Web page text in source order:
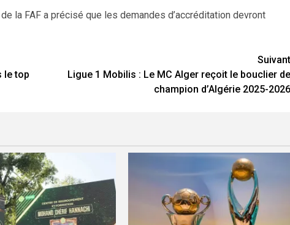
la FAF a précisé que les demandes d’accréditation devront
le top
Suivant
Ligue 1 Mobilis : Le MC Alger reçoit le bouclier de
champion d’Algérie 2025-2026